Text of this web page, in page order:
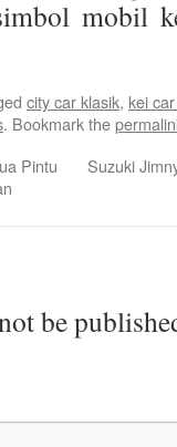
mobil
city car klasik, kei
. Bookmark the
Pintu
Suzuki
be